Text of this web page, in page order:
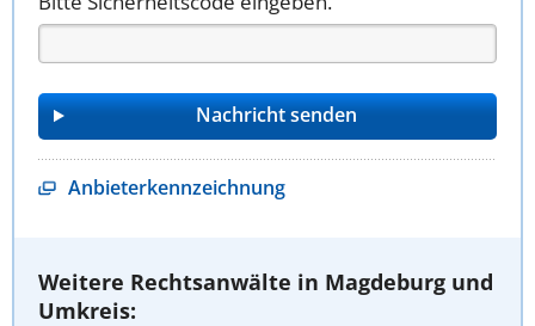
Anbieterkennzeichnung
Weitere Rechtsanwälte in Magdeburg und
Umkreis: